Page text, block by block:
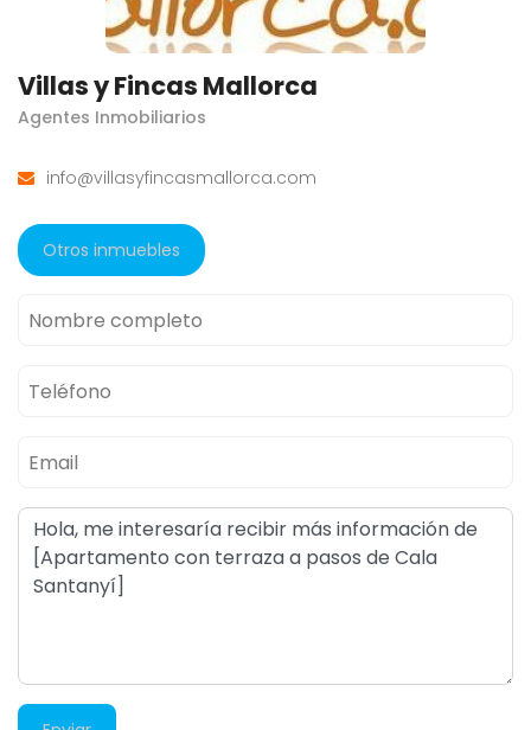
Villas y Fincas Mallorca
Agentes Inmobiliarios
info@villasyfincasmallorca.com
Otros inmuebles